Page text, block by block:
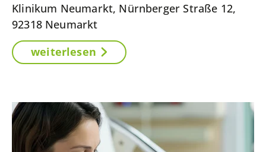
Klinikum Neumarkt, Nürnberger Straße 12,
92318 Neumarkt
weiterlesen